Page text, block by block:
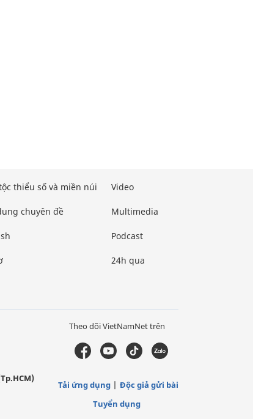
thiểu số và miền núi
chuyên đề
Video
Multimedia
Podcast
24h qua
Theo dõi VietNamNet trên
Tải ứng dụng
Độc giả gửi bài
Tuyển dụng